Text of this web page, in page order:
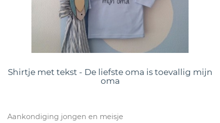
Shirtje met tekst - De liefste oma is toevallig mijn
oma
Aankondiging jongen en meisje